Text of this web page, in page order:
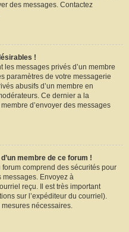
des messages. Contactez
!
messages privés d’un membre
paramètres de votre messagerie
abusifs d’un membre en
Ce dernier a la
d’envoyer des messages
membre de ce forum !
comprend des sécurités pour
Envoyez à
reçu. Il est très important
sur l’expéditeur du courriel).
mesures nécessaires.